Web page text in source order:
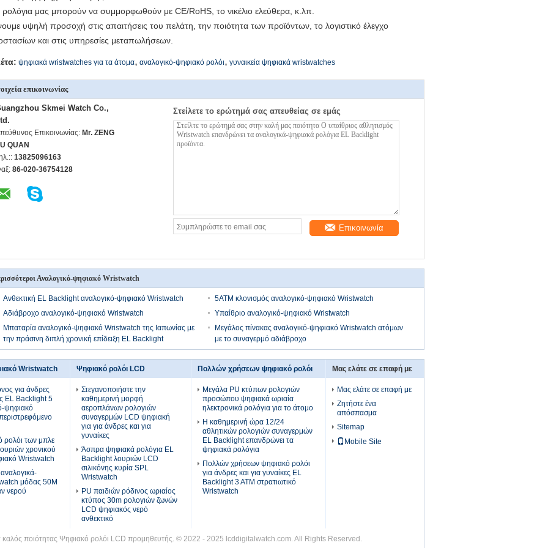
μας μπορούν να συμμορφωθούν με CE/RoHS, το νικέλιο ελεύθερα, κ.λπ.
υψηλή προσοχή στις απαιτήσεις του πελάτη, την ποιότητα των προϊόντων, το λογιστικό έλεγχο
και στις υπηρεσίες μεταπωλήσεων.
ψηφιακά wristwatches για τα άτομα, αναλογικό-ψηφιακό ρολόι, γυναικεία ψηφιακά wristwatches
επικοινωνίας
Skmei Watch Co.,
Επικοινωνίας: Mr. ZENG
QUAN
13825096163
86-020-36754128
Στείλετε το ερώτημά σας απευθείας σε εμάς
Επικοινωνία
Αναλογικό-ψηφιακό Wristwatch
Ανθεκτική EL Backlight αναλογικό-ψηφιακό Wristwatch
5ATM κλονισμός αναλογικό-ψηφιακό Wristwatch
Αδιάβροχο αναλογικό-ψηφιακό Wristwatch
Υπαίθριο αναλογικό-ψηφιακό Wristwatch
Μπαταρία αναλογικό-ψηφιακό Wristwatch της Ιαπωνίας με
την πράσινη διπλή χρονική επίδειξη EL Backlight
Μεγάλος πίνακας αναλογικό-ψηφιακό Wristwatch ατόμων
με το συναγερμό αδιάβροχο
Wristwatch
για άνδρες
EL Backlight 5
ψηφιακό
ρολόι των μπλε
χρονικού
Wristwatch
αναλογικά-
μόδας 50M
νερού
Ψηφιακό ρολόι LCD
Στεγανοποιήστε την
καθημερινή μορφή
αεροπλάνων ρολογιών
συναγερμών LCD ψηφιακή
για για άνδρες και για
γυναίκες
Άσπρα ψηφιακά ρολόγια EL
Backlight λουριών LCD
σιλικόνης κυρία SPL
Wristwatch
PU παιδιών ρόδινος ωριαίος
κτύπος 30m ρολογιών ζωνών
LCD ψηφιακός νερό
ανθεκτικό
Πολλών χρήσεων ψηφιακό ρολόι
Μεγάλα PU κτύπων ρολογιών
προσώπου ψηφιακά ωριαία
ηλεκτρονικά ρολόγια για το άτομο
Η καθημερινή ώρα 12/24
αθλητικών ρολογιών συναγερμών
EL Backlight επανδρώνει τα
ψηφιακά ρολόγια
Πολλών χρήσεων ψηφιακό ρολόι
για άνδρες και για γυναίκες EL
Backlight 3 ATM στρατιωτικό
Wristwatch
Μας ελάτε σε επαφή με
Μας ελάτε σε επαφή με
Ζητήστε ένα
απόσπασμα
Sitemap
Mobile Site
καλός ποιότητας Ψηφιακό ρολόι LCD προμηθευτής. © 2022 - 2025 lcddigitalwatch.com. All Rights Reserved.